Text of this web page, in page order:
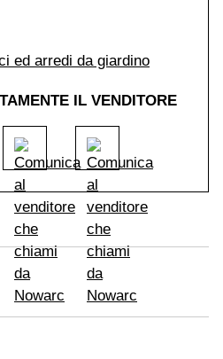
ed arredi da giardino
IL VENDITORE